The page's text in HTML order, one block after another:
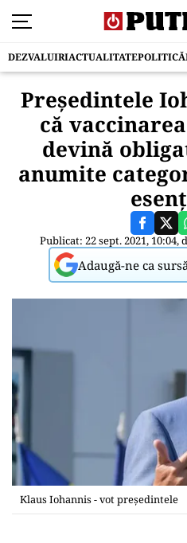
DEZVALUIRIACTUALITATEPOLITICĂ
Președintele
că
devină
anumite
Publicat: 22 sept. 2021, 10:04,
Adaugă-ne ca
Klaus Iohannis - vot președintele